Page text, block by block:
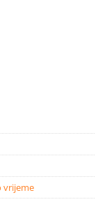
vrijeme